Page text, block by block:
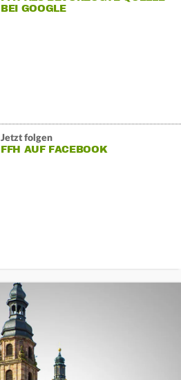
BEI GOOGLE
Jetzt folgen
FFH AUF FACEBOOK